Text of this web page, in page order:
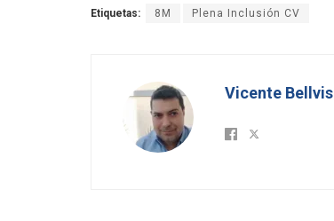
Etiquetas: 8M Plena Inclusión CV
Vicente Bellvis